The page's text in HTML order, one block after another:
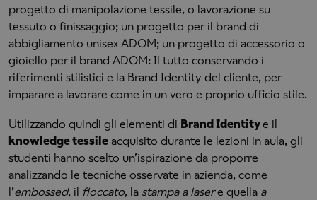
progetto di manipolazione tessile, o lavorazione su
tessuto o finissaggio; un progetto per il brand di
abbigliamento unisex ADOM; un progetto di accessorio o
gioiello per il brand ADOM: Il tutto conservando i
riferimenti stilistici e la Brand Identity del cliente, per
imparare a lavorare come in un vero e proprio ufficio stile.
Utilizzando quindi gli elementi di Brand Identitye il
knowledge tessile acquisito durante le lezioni in aula, gli
studenti hanno scelto un’ispirazione da proporre
analizzando le tecniche osservate in azienda, come
l’embossed, il floccato, la stampa a lasere quella a